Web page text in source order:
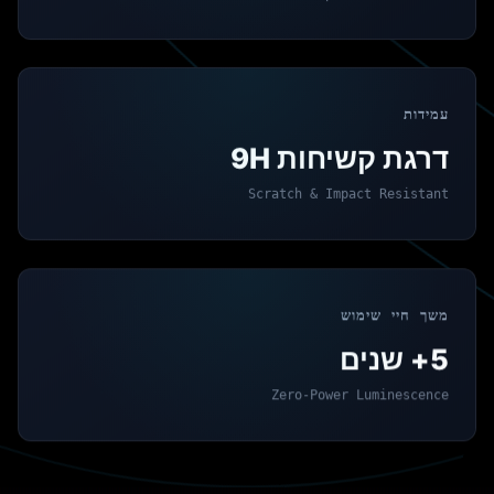
עמידות
דרגת קשיחות 9H
Scratch & Impact Resistant
משך חיי שימוש
5+ שנים
Zero-Power Luminescence